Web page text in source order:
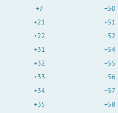
+7
+21
+22
+31
+32
+33
+34
+35
+50
+51
+52
+54
+55
+56
+57
+58